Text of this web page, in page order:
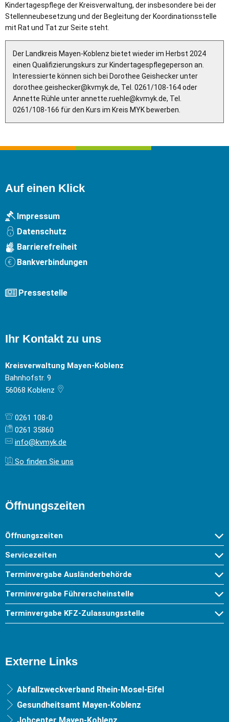
Kindertagespflege der Kreisverwaltung, der insbesondere bei der
Stellenneubesetzung und der Begleitung der Koordinationsstelle
mit Rat und Tat zur Seite steht.
Der Landkreis Mayen-Koblenz bietet wieder im Herbst 2024
einen Qualifizierungskurs zur Kindertagespflegeperson an.
Interessierte können sich bei Dorothee Geishecker unter
dorothee.geishecker@kvmyk.de, Tel. 0261/108-164 oder
Annette Rühle unter annette.ruehle@kvmyk.de, Tel.
0261/108-166 für den Kurs im Kreis MYK bewerben.
Auf einen Klick
Impressum
Datenschutz
Barrierefreiheit
Bankverbindungen
Pressestelle
Ihr Kontakt zu uns
Kreisverwaltung Mayen-Koblenz
Bahnhofstr. 9
56068 Koblenz
0261 108-0
0261 35860
info@kvmyk.de
So finden Sie uns
Öffnungszeiten
Öffnungszeiten
Servicezeiten
Terminvergabe Ausländerbehörde
Terminvergabe Führerscheinstelle
Terminvergabe KFZ-Zulassungsstelle
Externe Links
Abfallzweckverband Rhein-Mosel-Eifel
Gesundheitsamt Mayen-Koblenz